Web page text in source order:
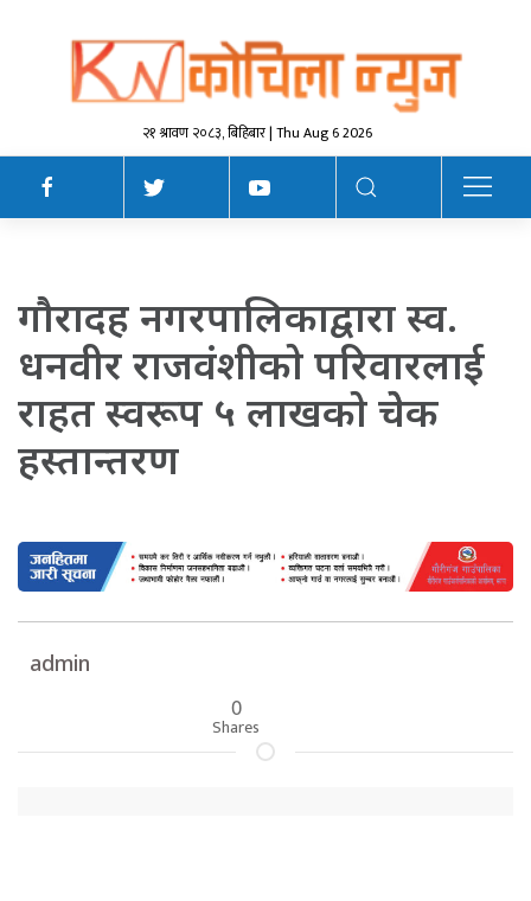
२१ श्रावण २०८३, बिहिबार | Thu Aug 6 2026
गाैरादह नगरपालिकाद्वारा स्व.
धनवीर राजवंशीकाे परिवारलाई
राहत स्वरूप ५ लाखकाे चेेक
हस्तान्तरण
admin
0
Shares